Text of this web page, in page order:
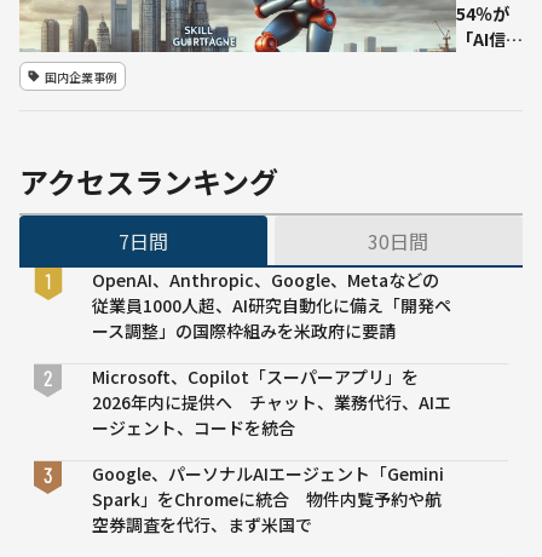
都市と
して第
へ
54％が
「AI信頼
示す現
題
国内企業事例
アクセスランキング
7日間 30日間
OpenAI、Anthropic、Google、Metaなどの
従業員1000人超、AI研究自動化に備え「開発ペ
ース調整」の国際枠組みを米政府に要請
Microsoft、Copilot「スーパーアプリ」を
2026年内に提供へ チャット、業務代行、AIエ
ージェント、コードを統合
Google、パーソナルAIエージェント「Gemini
Spark」をChromeに統合 物件内覧予約や航
空券調査を代行、まず米国で